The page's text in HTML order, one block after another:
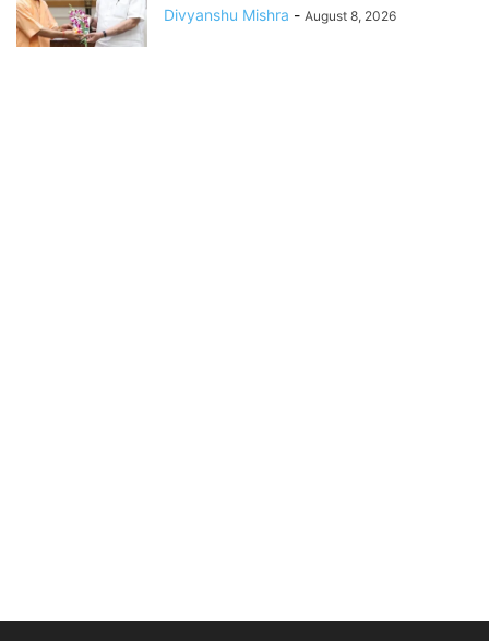
Divyanshu Mishra - August 8, 2026